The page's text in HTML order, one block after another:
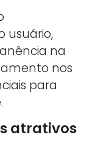
usuário,
na
nos
para
atrativos